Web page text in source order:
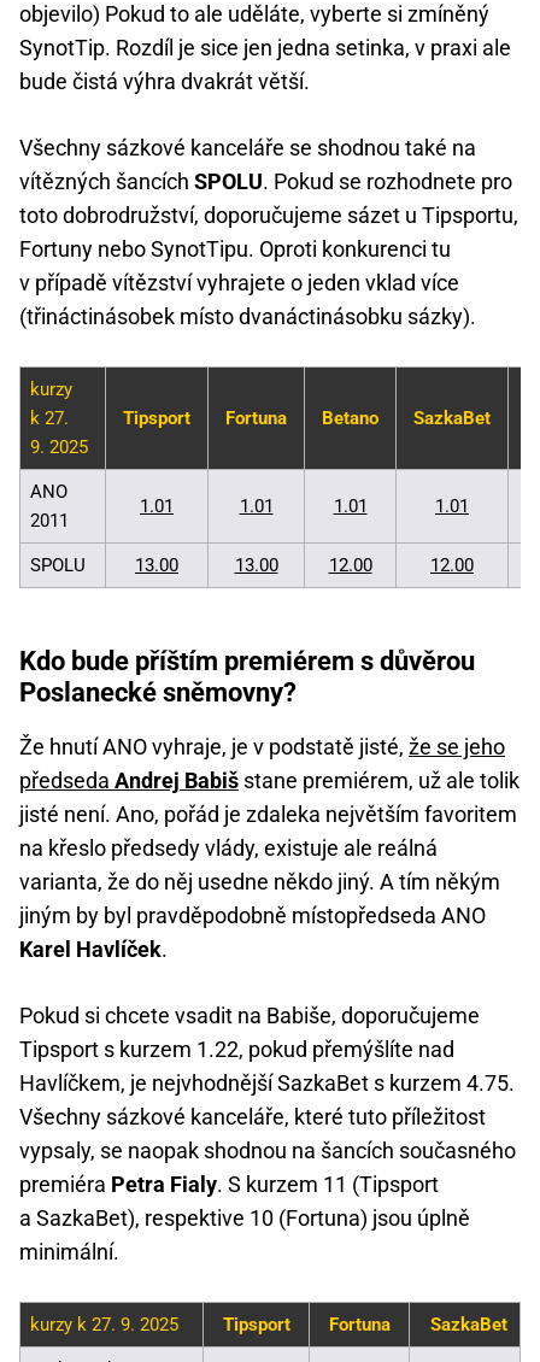
objevilo) Pokud to ale uděláte, vyberte si zmíněný
SynotTip. Rozdíl je sice jen jedna setinka, v praxi ale
bude čistá výhra dvakrát větší.
Všechny sázkové kanceláře se shodnou také na
vítězných šancích SPOLU. Pokud se rozhodnete pro
toto dobrodružství, doporučujeme sázet u Tipsportu,
Fortuny nebo SynotTipu. Oproti konkurenci tu
v případě vítězství vyhrajete o jeden vklad více
(třináctinásobek místo dvanáctinásobku sázky).
kurzy
k 27.
9. 2025
Tipsport Fortuna Betano SazkaBet
ANO
2011
1.01 1.01 1.01 1.01
SPOLU 13.00 13.00 12.00 12.00
Kdo bude příštím premiérem s důvěrou
Poslanecké sněmovny?
Že hnutí ANO vyhraje, je v podstatě jisté, že se jeho
předseda Andrej Babiš stane premiérem, už ale tolik
jisté není. Ano, pořád je zdaleka největším favoritem
na křeslo předsedy vlády, existuje ale reálná
varianta, že do něj usedne někdo jiný. A tím někým
jiným by byl pravděpodobně místopředseda ANO
Karel Havlíček.
Pokud si chcete vsadit na Babiše, doporučujeme
Tipsport s kurzem 1.22, pokud přemýšlíte nad
Havlíčkem, je nejvhodnější SazkaBet s kurzem 4.75.
Všechny sázkové kanceláře, které tuto příležitost
vypsaly, se naopak shodnou na šancích současného
premiéra Petra Fialy. S kurzem 11 (Tipsport
a SazkaBet), respektive 10 (Fortuna) jsou úplně
minimální.
kurzy k 27. 9. 2025 Tipsport Fortuna SazkaBet